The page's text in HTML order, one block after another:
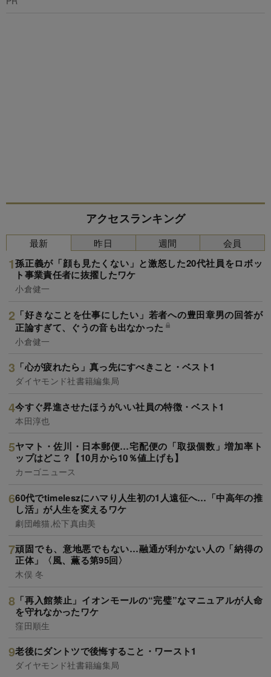
アクセスランキング
最新
孫正義が「顔も見たくない」と激怒した20代社員をロボッ
ト事業責任者に抜擢したワケ
小倉健一
「好きなことを仕事にしたい」若者への豊田章男の回答が
正論すぎて、ぐうの音も出なかった
小倉健一
「心が疲れたら」真っ先にすべきこと・ベスト1
ダイヤモンド社書籍編集局
今すぐ昇進させたほうがいい社員の特徴・ベスト1
本田淳也
ヤマト・佐川・日本郵便…宅配便の「取扱個数」増加率ト
ップはどこ？【10月から10％値上げも】
カーゴニュース
60代でtimeleszにハマり人生初の1人遠征へ…「中高年の推
し活」が人生を変えるワケ
劇団雌猫,松下真由美
頑固でも、意地悪でもない…融通が利かない人の「納得の
正体」〈風、薫る第95回〉
木俣 冬
「再入館禁止」イオンモールの“完璧”なマニュアルが人命
を守れなかったワケ
窪田順生
老後にダントツで後悔すること・ワースト1
ダイヤモンド社書籍編集局
昨日 週間 会員